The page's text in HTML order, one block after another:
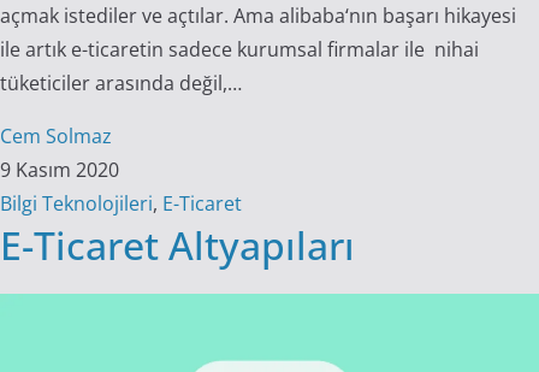
açmak istediler ve açtılar. Ama alibaba‘nın başarı hikayesi
ile artık e-ticaretin sadece kurumsal firmalar ile nihai
tüketiciler arasında değil,…
Cem Solmaz
9 Kasım 2020
Bilgi Teknolojileri, E-Ticaret
E-Ticaret Altyapıları